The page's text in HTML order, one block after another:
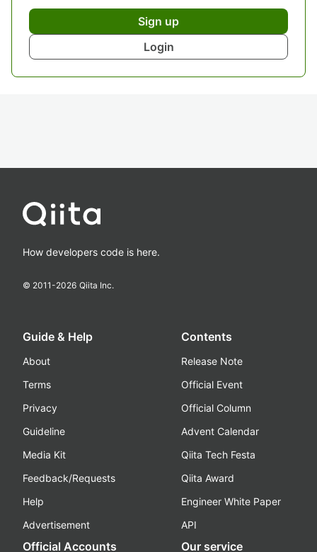
Sign up
Login
How developers code is here.
© 2011-2026 Qiita Inc.
Guide & Help
About
Terms
Privacy
Guideline
Media Kit
Feedback/Requests
Help
Advertisement
Contents
Release Note
Official Event
Official Column
Advent Calendar
Qiita Tech Festa
Qiita Award
Engineer White Paper
API
Official Accounts Our service